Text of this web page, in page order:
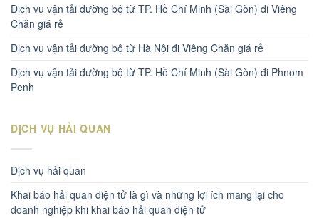
Dịch vụ vận tải đường bộ từ TP. Hồ Chí Minh (Sài Gòn) đi Viêng
Chăn giá rẻ
Dịch vụ vận tải đường bộ từ Hà Nội đi Viêng Chăn giá rẻ
Dịch vụ vận tải đường bộ từ TP. Hồ Chí Minh (Sài Gòn) đi Phnom
Penh
DỊCH VỤ HẢI QUAN
Dịch vụ hải quan
Khai báo hải quan điện tử là gì và những lợi ích mang lại cho
doanh nghiệp khi khai báo hải quan điện tử